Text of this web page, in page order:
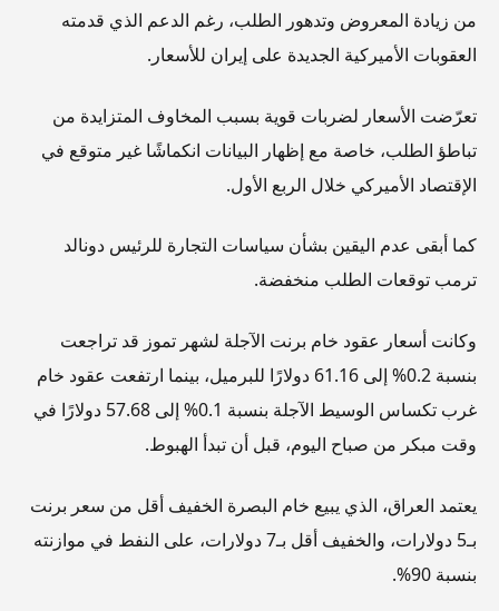
من زيادة المعروض وتدهور الطلب، رغم الدعم الذي قدمته
العقوبات الأميركية الجديدة على إيران للأسعار.
تعرّضت الأسعار لضربات قوية بسبب المخاوف المتزايدة من
تباطؤ الطلب، خاصة مع إظهار البيانات انكماشًا غير متوقع في
الإقتصاد الأميركي خلال الربع الأول.
كما أبقى عدم اليقين بشأن سياسات التجارة للرئيس دونالد
ترمب توقعات الطلب منخفضة.
وكانت أسعار عقود خام برنت الآجلة لشهر تموز قد تراجعت
بنسبة 0.2% إلى 61.16 دولارًا للبرميل، بينما ارتفعت عقود خام
غرب تكساس الوسيط الآجلة بنسبة 0.1% إلى 57.68 دولارًا في
وقت مبكر من صباح اليوم، قبل أن تبدأ الهبوط.
يعتمد العراق، الذي يبيع خام البصرة الخفيف أقل من سعر برنت
بـ5 دولارات، والخفيف أقل بـ7 دولارات، على النفط في موازنته
بنسبة 90%.